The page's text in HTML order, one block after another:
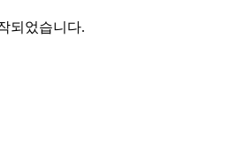
되었습니다.